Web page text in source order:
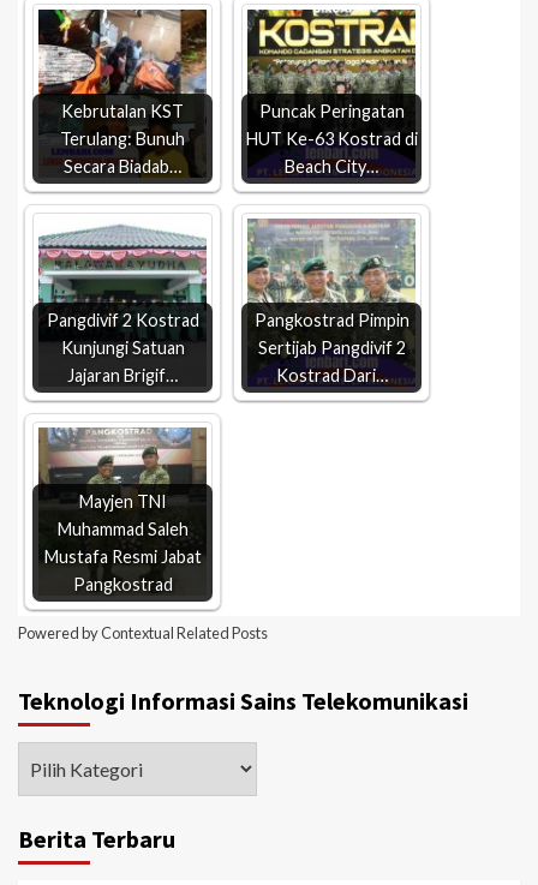
Kebrutalan KST
Terulang: Bunuh
Secara Biadab…
Puncak Peringatan
HUT Ke-63 Kostrad di
Beach City…
Pangdivif 2 Kostrad
Kunjungi Satuan
Jajaran Brigif…
Pangkostrad Pimpin
Sertijab Pangdivif 2
Kostrad Dari…
Mayjen TNI
Muhammad Saleh
Mustafa Resmi Jabat
Pangkostrad
Powered byContextual Related Posts
Teknologi Informasi Sains Telekomunikasi
Berita Terbaru